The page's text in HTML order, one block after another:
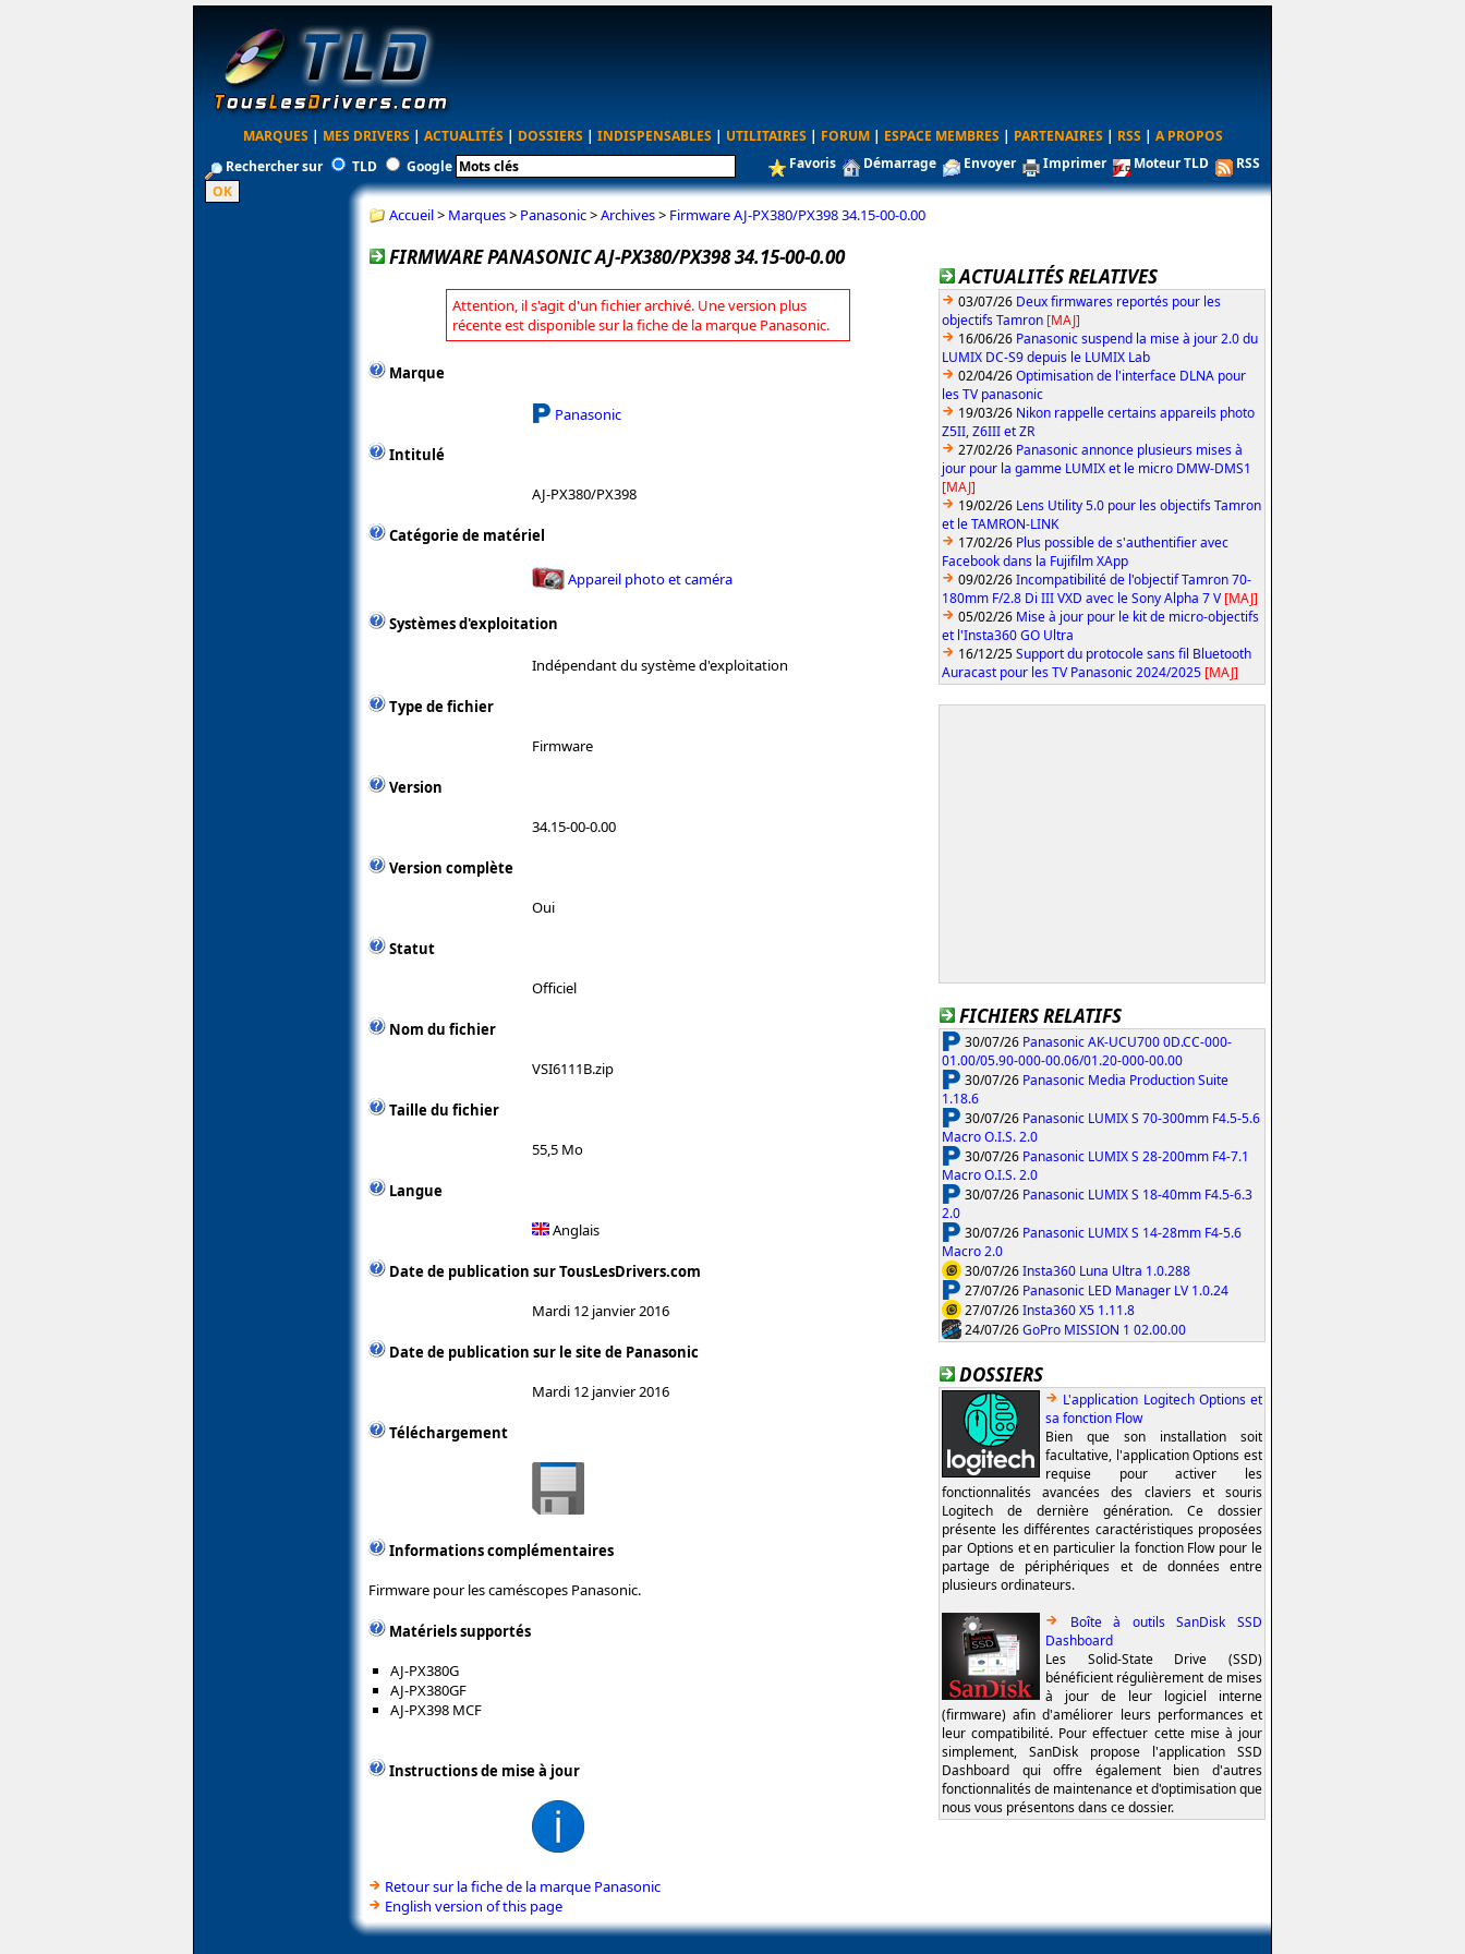
MARQUES | MES DRIVERS | ACTUALITÉS | DOSSIERS | INDISPENSABLES | UTILITAIRES | FORUM | ESPACE MEMBRES | PARTENAIRES | RSS | A PROPOS
Rechercher sur
TLD Google Favoris Démarrage Envoyer Imprimer Moteur TLD RSS
Accueil> Marques> Panasonic>Archives> Firmware AJ-PX380/PX398 34.15-00-0.00
FIRMWARE PANASONIC AJ-PX380/PX398 34.15-00-0.00
Attention, il s'agit d'un fichier archivé. Une version plus
récente est disponible sur la fiche de la marque Panasonic.
Marque
Panasonic
Intitulé
AJ-PX380/PX398
Catégorie de matériel
Appareil photo et caméra
Systèmes d'exploitation
Indépendant du système d'exploitation
Type de fichier
Firmware
Version
34.15-00-0.00
Version complète
Oui
Statut
Officiel
Nom du fichier
VSI6111B.zip
Taille du fichier
55,5 Mo
Langue
Anglais
Date de publication sur TousLesDrivers.com
Mardi 12 janvier 2016
Date de publication sur le site de Panasonic
Mardi 12 janvier 2016
Téléchargement
Informations complémentaires
Firmware pour les caméscopes Panasonic.
Matériels supportés
AJ-PX380G
AJ-PX380GF
AJ-PX398 MCF
Instructions de mise à jour
Retour sur la fiche de la marque Panasonic
English version of this page
ACTUALITÉS RELATIVES
03/07/26 Deux firmwares reportés pour les
objectifs Tamron [MAJ]
16/06/26 Panasonic suspend la mise à jour 2.0 du
LUMIX DC-S9 depuis le LUMIX Lab
02/04/26Optimisation de l'interface DLNA pour
les TV panasonic
19/03/26 Nikon rappelle certains appareils photo
Z5II, Z6III et ZR
27/02/26 Panasonic annonce plusieurs mises à
jour pour la gamme LUMIX et le micro DMW-DMS1
[MAJ]
19/02/26 Lens Utility 5.0 pour les objectifs Tamron
et le TAMRON-LINK
17/02/26 Plus possible de s'authentifier avec
Facebook dans la Fujifilm XApp
09/02/26Incompatibilité de l'objectif Tamron 70-
180mm F/2.8 Di III VXD avec le Sony Alpha 7 V [MAJ]
05/02/26 Mise à jour pour le kit de micro-objectifs
et l'Insta360 GO Ultra
16/12/25Support du protocole sans fil Bluetooth
Auracast pour les TV Panasonic 2024/2025 [MAJ]
FICHIERS RELATIFS
30/07/26 Panasonic AK-UCU700 0D.CC-000-
01.00/05.90-000-00.06/01.20-000-00.00
30/07/26 Panasonic Media Production Suite
1.18.6
30/07/26 Panasonic LUMIX S 70-300mm F4.5-5.6
Macro O.I.S. 2.0
30/07/26 Panasonic LUMIX S 28-200mm F4-7.1
Macro O.I.S. 2.0
30/07/26 Panasonic LUMIX S 18-40mm F4.5-6.3
2.0
30/07/26 Panasonic LUMIX S 14-28mm F4-5.6
Macro 2.0
30/07/26Insta360 Luna Ultra 1.0.288
27/07/26 Panasonic LED Manager LV 1.0.24
27/07/26Insta360 X5 1.11.8
24/07/26GoPro MISSION 1 02.00.00
DOSSIERS
L'application Logitech Options et
sa fonction Flow
Bien que son installation soit
facultative, l'application Options est
requise pour activer les
fonctionnalités avancées des claviers et souris
Logitech de dernière génération. Ce dossier
présente les différentes caractéristiques proposées
par Options et en particulier la fonction Flow pour le
partage de périphériques et de données entre
plusieurs ordinateurs.
Boîte à outils SanDisk SSD
Dashboard
Les Solid-State Drive (SSD)
bénéficient régulièrement de mises
à jour de leur logiciel interne
(firmware) afin d'améliorer leurs performances et
leur compatibilité. Pour effectuer cette mise à jour
simplement, SanDisk propose l'application SSD
Dashboard qui offre également bien d'autres
fonctionnalités de maintenance et d'optimisation que
nous vous présentons dans ce dossier.